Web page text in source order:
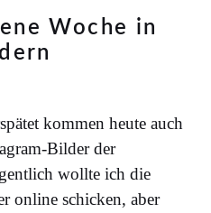
Woche in
kommen heute auch
Bilder der
wollte ich die
online schicken, aber